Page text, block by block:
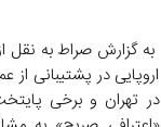
به گزارش صراط به نقل از
اروپایی در پشتیبانی
در تهران و برخی